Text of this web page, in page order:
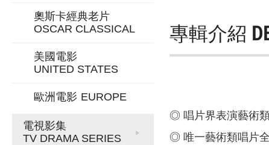
奧斯卡經典老片
OSCAR CLASSICAL
美國電影
UNITED STATES
歐洲電影 EUROPE
電視影集
TV DRAMA SERIES
專輯介紹
◎ 唱片界表演藝術
◎ 唯一藝術類唱片全